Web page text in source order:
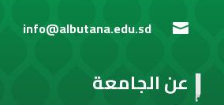
عن الجامعة

info@albutana.edu.sd